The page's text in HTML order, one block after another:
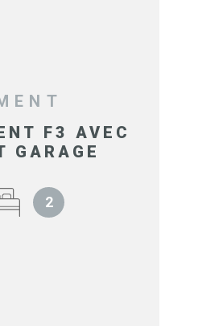
NOS
VENDUS
F3 AVEC
GARAGE
2